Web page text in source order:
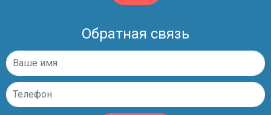
Обратная связь